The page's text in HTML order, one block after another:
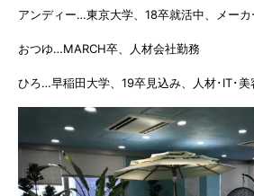
アンディー…東京大学、18卒就活中、メーカ
おつゆ…MARCH卒、人材会社勤務
ひろ…早稲田大学、19卒見込み、人材･IT･美